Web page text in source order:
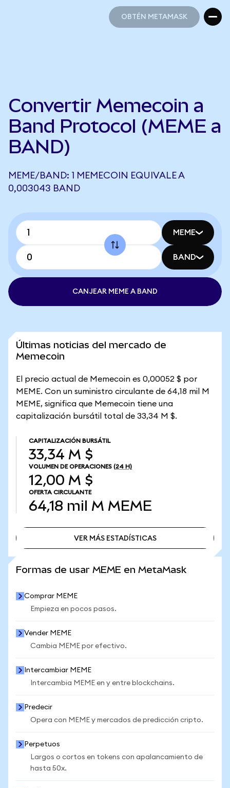
OBTÉN METAMASK
Convertir Memecoin a
Band Protocol (MEME a
BAND)
MEME/BAND: 1 MEMECOIN EQUIVALE A
0,003043 BAND
MEME
BAND
CANJEAR MEME A BAND
Últimas noticias del mercado de
Memecoin
El precio actual de Memecoin es 0,00052 $ por
MEME. Con un suministro circulante de 64,18 mil M
MEME, significa que Memecoin tiene una
capitalización bursátil total de 33,34 M $.
CAPITALIZACIÓN BURSÁTIL
33,34 M $
VOLUMEN DE OPERACIONES (24 H)
12,00 M $
OFERTA CIRCULANTE
64,18 mil M MEME
VER MÁS ESTADÍSTICAS
Formas de usar MEME en MetaMask
Comprar MEME
Empieza en pocos pasos.
Vender MEME
Cambia MEME por efectivo.
Intercambiar MEME
Intercambia MEME en y entre blockchains.
Predecir
Opera con MEME y mercados de predicción cripto.
Perpetuos
Largos o cortos en tokens con apalancamiento de
hasta 50x.